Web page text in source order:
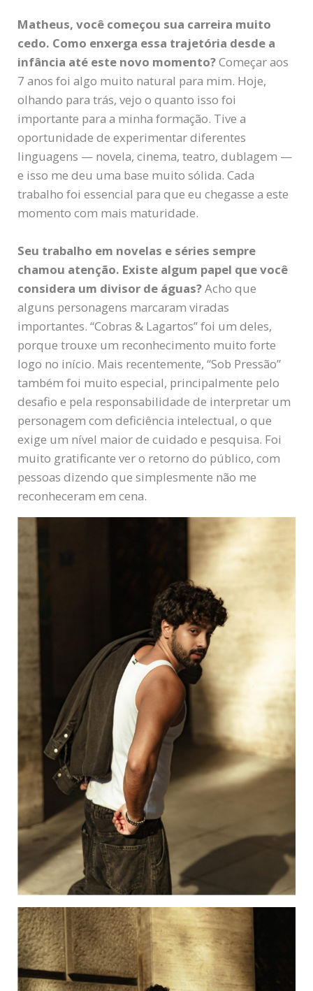
Matheus, você começou sua carreira muito
cedo. Como enxerga essa trajetória desde a
infância até este novo momento?Começar aos
7 anos foi algo muito natural para mim. Hoje,
olhando para trás, vejo o quanto isso foi
importante para a minha formação. Tive a
oportunidade de experimentar diferentes
linguagens — novela, cinema, teatro, dublagem —
e isso me deu uma base muito sólida. Cada
trabalho foi essencial para que eu chegasse a este
momento com mais maturidade.
Seu trabalho em novelas e séries sempre
chamou atenção. Existe algum papel que você
considera um divisor de águas?Acho que
alguns personagens marcaram viradas
importantes. “Cobras & Lagartos” foi um deles,
porque trouxe um reconhecimento muito forte
logo no início. Mais recentemente, “Sob Pressão”
também foi muito especial, principalmente pelo
desafio e pela responsabilidade de interpretar um
personagem com deficiência intelectual, o que
exige um nível maior de cuidado e pesquisa. Foi
muito gratificante ver o retorno do público, com
pessoas dizendo que simplesmente não me
reconheceram em cena.